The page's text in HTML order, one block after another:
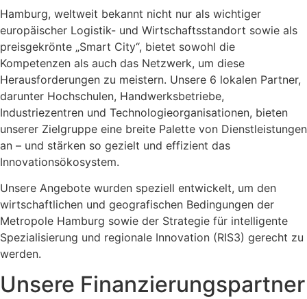
Hamburg, weltweit bekannt nicht nur als wichtiger
europäischer Logistik- und Wirtschaftsstandort sowie als
preisgekrönte „Smart City“, bietet sowohl die
Kompetenzen als auch das Netzwerk, um diese
Herausforderungen zu meistern. Unsere 6 lokalen Partner,
darunter Hochschulen, Handwerksbetriebe,
Industriezentren und Technologieorganisationen, bieten
unserer Zielgruppe eine breite Palette von Dienstleistungen
an – und stärken so gezielt und effizient das
Innovationsökosystem.
Unsere Angebote wurden speziell entwickelt, um den
wirtschaftlichen und geografischen Bedingungen der
Metropole Hamburg sowie der Strategie für intelligente
Spezialisierung und regionale Innovation (RIS3) gerecht zu
werden.
Unsere Finanzierungspartner